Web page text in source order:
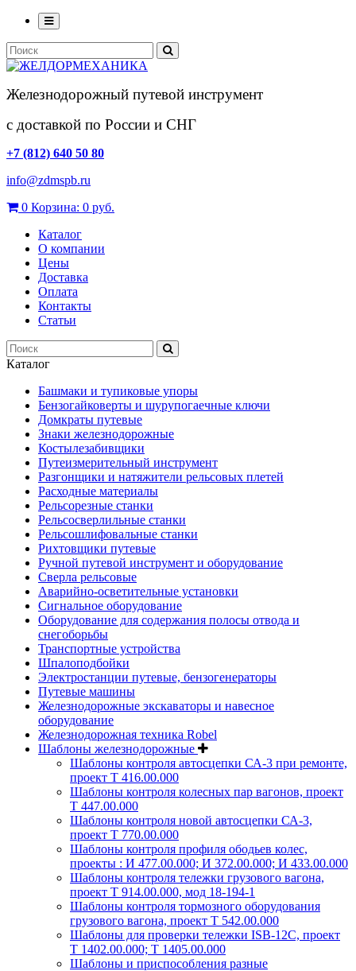
Железнодорожный путевой инструмент
с доставкой по России и СНГ
+7 (812) 640 50 80
info@zdmspb.ru
0 Корзина: 0 руб.
Каталог
О компании
Цены
Доставка
Оплата
Контакты
Статьи
Каталог
Башмаки и тупиковые упоры
Бензогайковерты и шурупогаечные ключи
Домкраты путевые
Знаки железнодорожные
Костылезабивщики
Путеизмерительный инструмент
Разгонщики и натяжители рельсовых плетей
Расходные материалы
Рельсорезные станки
Рельсосверлильные станки
Рельсошлифовальные станки
Рихтовщики путевые
Ручной путевой инструмент и оборудование
Сверла рельсовые
Аварийно-осветительные установки
Сигнальное оборудование
Оборудование для содержания полосы отвода и
снегоборьбы
Транспортные устройства
Шпалоподбойки
Электростанции путевые, бензогенераторы
Путевые машины
Железнодорожные экскаваторы и навесное
оборудование
Железнодорожная техника Robel
Шаблоны железнодорожные
Шаблоны контроля автосцепки СА-3 при ремонте,
проект Т 416.00.000
Шаблоны контроля колесных пар вагонов, проект
Т 447.00.000
Шаблоны контроля новой автосцепки СА-3,
проект Т 770.00.000
Шаблоны контроля профиля ободьев колес,
проекты : И 477.00.000; И 372.00.000; И 433.00.000
Шаблоны контроля тележки грузового вагона,
проект Т 914.00.000, мод 18-194-1
Шаблоны контроля тормозного оборудования
грузового вагона, проект Т 542.00.000
Шаблоны для проверки тележки ISB-12C, проект
Т 1402.00.000; Т 1405.00.000
Шаблоны и приспособления разные